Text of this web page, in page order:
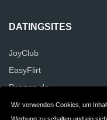
Wir verwenden Cookies, um
DATINGSITES
JoyClub
EasyFlirt
Poppen.de
Kwick.de